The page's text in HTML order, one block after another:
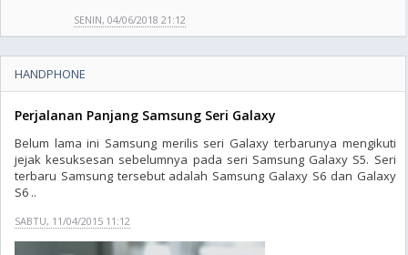
SENIN, 04/06/2018 21:12
HANDPHONE
Perjalanan Panjang Samsung Seri Galaxy
Belum lama ini Samsung merilis seri Galaxy terbarunya mengikuti
jejak kesuksesan sebelumnya pada seri Samsung Galaxy S5. Seri
terbaru Samsung tersebut adalah Samsung Galaxy S6 dan Galaxy
S6 ..
SABTU, 11/04/2015 11:12